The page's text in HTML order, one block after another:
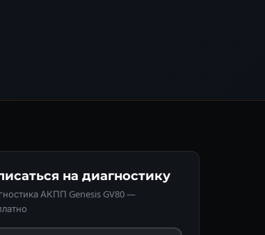
на диагностику
АКПП Genesis GV80 —